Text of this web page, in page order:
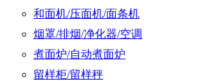
和面机/压面机/面条机
烟罩/排烟/净化器/空调
煮面炉/自动煮面炉
留样柜/留样秤